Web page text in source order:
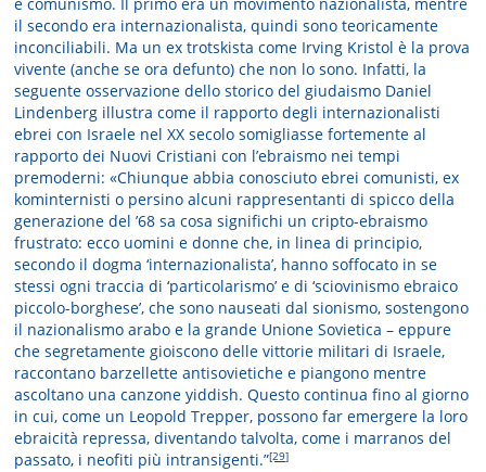
il secondo era internazionalista, quindi sono teoricamente
inconciliabili. Ma un ex trotskista come Irving Kristol è la prova
vivente (anche se ora defunto) che non lo sono. Infatti, la
seguente osservazione dello storico del giudaismo Daniel
Lindenberg illustra come il rapporto degli internazionalisti
ebrei con Israele nel XX secolo somigliasse fortemente al
rapporto dei Nuovi Cristiani con l’ebraismo nei tempi
premoderni: «Chiunque abbia conosciuto ebrei comunisti, ex
kominternisti o persino alcuni rappresentanti di spicco della
generazione del ’68 sa cosa significhi un cripto-ebraismo
frustrato: ecco uomini e donne che, in linea di principio,
secondo il dogma ‘internazionalista’, hanno soffocato in se
stessi ogni traccia di ‘particolarismo’ e di ‘sciovinismo ebraico
piccolo-borghese’, che sono nauseati dal sionismo, sostengono
il nazionalismo arabo e la grande Unione Sovietica – eppure
che segretamente gioiscono delle vittorie militari di Israele,
raccontano barzellette antisovietiche e piangono mentre
ascoltano una canzone yiddish. Questo continua fino al giorno
in cui, come un Leopold Trepper, possono far emergere la loro
ebraicità repressa, diventando talvolta, come i marranos del
passato, i neofiti più intransigenti.”[29]